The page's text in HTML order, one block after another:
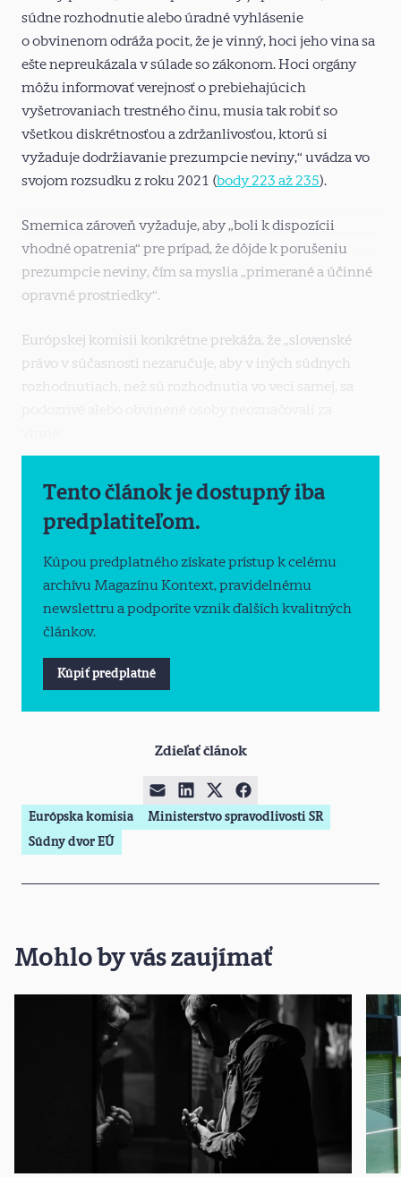
súdne rozhodnutie alebo úradné vyhlásenie
o obvinenom odráža pocit, že je vinný, hoci jeho vina sa
ešte nepreukázala v súlade so zákonom. Hoci orgány
môžu informovať verejnosť o prebiehajúcich
vyšetrovaniach trestného činu, musia tak robiť so
všetkou diskrétnosťou a zdržanlivosťou, ktorú si
vyžaduje dodržiavanie prezumpcie neviny,“ uvádza vo
svojom rozsudku z roku 2021 (body 223 až 235).
Smernica zároveň vyžaduje, aby „boli k dispozícii
vhodné opatrenia“ pre prípad, že dôjde k porušeniu
prezumpcie neviny, čím sa myslia „primerané a účinné
opravné prostriedky“.
Európskej komisii konkrétne prekáža, že „slovenské
právo v súčasnosti nezaručuje, aby v iných súdnych
rozhodnutiach, než sú rozhodnutia vo veci samej, sa
Tento článok je dostupný iba
predplatiteľom.
Kúpou predplatného získate prístup k celému
archívu Magazínu Kontext, pravidelnému
newslettru a podporíte vznik ďalších kvalitných
článkov.
Kúpiť predplatné
Zdieľať článok
Európska komisia
Ministerstvo spravodlivosti SR
Súdny dvor EÚ
Mohlo by vás zaujímať